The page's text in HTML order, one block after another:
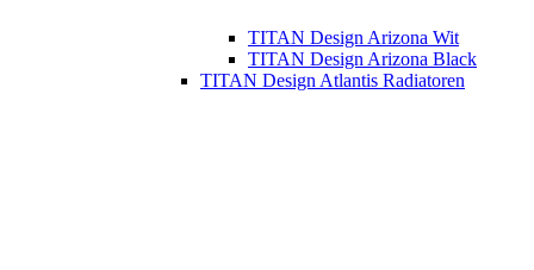
TITAN Design Arizona Wit
TITAN Design Arizona Black
TITAN Design Atlantis Radiatoren